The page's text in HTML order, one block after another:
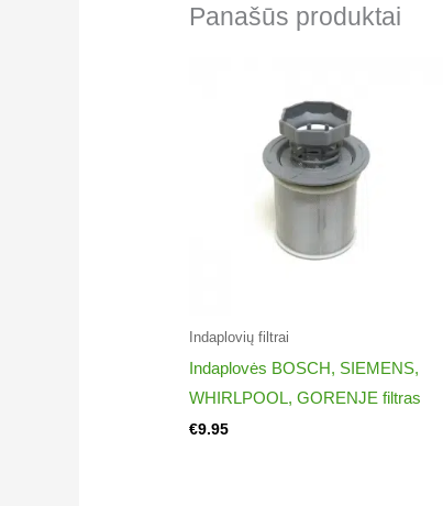
Bosch SGI33E24EU/29 Bosch
Bosch SGI33E25AU/22 Bosch
Bosch SGI33E25EU/23 Bosch
Bosch SGI33E25EU/27 Bosch
Bosch SGI33E25EU/29 Bosch
Bosch SGI33E25EU/33 Bosch
Bosch SGI33E25EU/37 Bosch
Panašūs produktai
Indaplovių filtrai​
Indaplovės BOSCH, SIEMENS,
WHIRLPOOL, GORENJE filtras
€9.95